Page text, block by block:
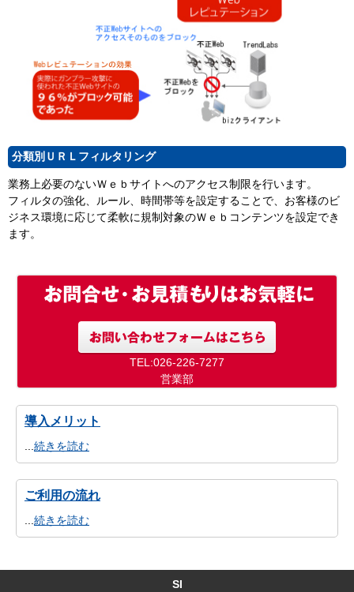
分類別ＵＲＬフィルタリング
業務上必要のないＷｅｂサイトへのアクセス制限を行います。
フィルタの強化、ルール、時間帯等を設定することで、お客様のビ
ジネス環境に応じて柔軟に規制対象のＷｅｂコンテンツを設定でき
ます。
TEL:026-226-7277
営業部
導入メリット
...続きを読む
ご利用の流れ
...続きを読む
SI